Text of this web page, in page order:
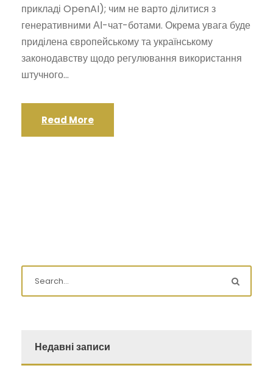
прикладі OpenAI); чим не варто ділитися з
генеративними АІ-чат-ботами. Окрема увага буде
приділена європейському та українському
законодавству щодо регулювання використання
штучного...
Read More
Недавні записи